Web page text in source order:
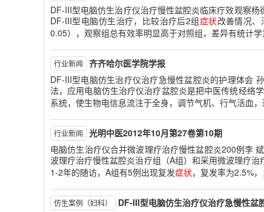
DF-III型电脑仿生治疗仪治疗慢性盆腔炎临床疗效观察
DF-III型电脑仿生治疗，比较治疗后2组症状改善情况
0.05），观察组总有效率明显高于对照组，差异有统计
行业新闻 齐齐哈尔医学院学报
DF-III型电脑仿生治疗仪治疗急慢性盆腔炎的护理体会
法，应用电脑仿生治疗仪治疗盆腔炎是把中医传统经络
系统，使生物电信息流注于全身，调节气机、行气活血
行业新闻 光明中医2012年10月第27卷第10期
电脑仿生治疗仪合并微波理疗治疗慢性盆腔炎200例李
波理疗治疗慢性盆腔炎治疗组（A组）和采用微波理疗
1-2年的随访，A组有5例出现复发症状，复发率为2.5%
仿生案例（妇科） DF-III型电脑仿生治疗仪治疗急慢性盆